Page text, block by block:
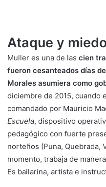
Ataque y
Muller es una de las cien
fueron cesanteados días
Morales asumiera como
diciembre de 2015, cuando
comandado por Mauricio
Escuela, dispositivo
pedagógico con fuerte
norteños (Puna, Quebrada,
momento, trabaja de
Es bailarina, artista e